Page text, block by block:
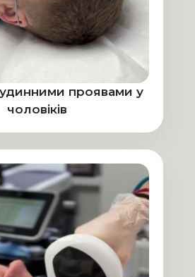
проявами у
чоловіків